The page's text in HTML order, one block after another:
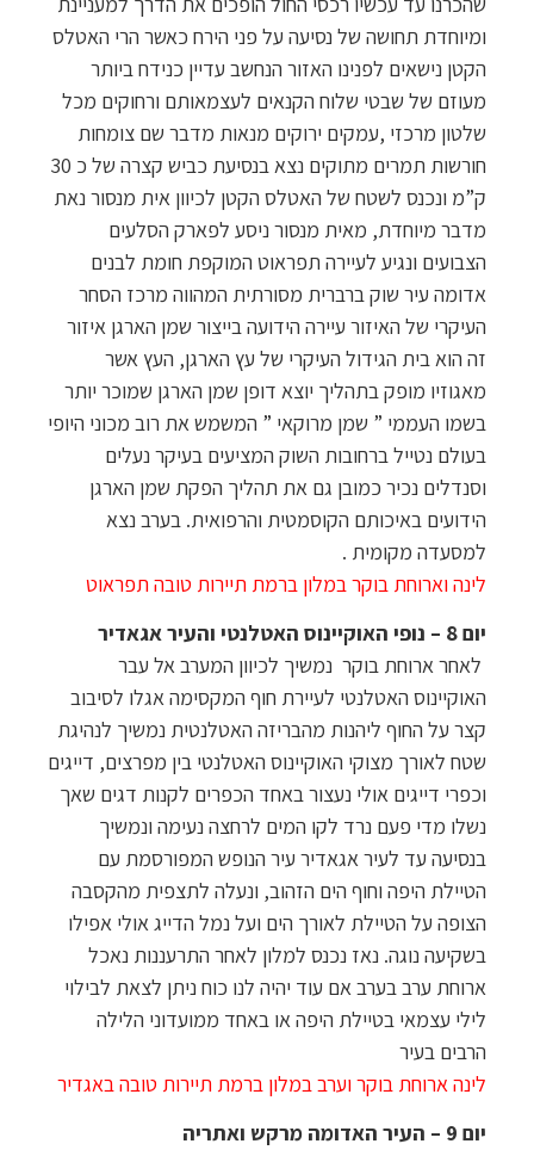
ומיוחדת תחושה של נסיעה על פני הירח כאשר הרי האטלס
הקטן נישאים לפנינו האזור הנחשב עדיין כנידח ביותר
מעוזם של שבטי שלוח הקנאים לעצמאותם ורחוקים מכל
שלטון מרכזי ,עמקים ירוקים מנאות מדבר שם צומחות
חורשות תמרים מתוקים נצא בנסיעת כביש קצרה של כ 30
ק”מ ונכנס לשטח של האטלס הקטן לכיוון אית מנסור נאת
מדבר מיוחדת, מאית מנסור ניסע לפארק הסלעים
הצבועים ונגיע לעיירה תפראוט המוקפת חומת לבנים
אדומה עיר שוק ברברית מסורתית המהווה מרכז הסחר
העיקרי של האיזור עיירה הידועה בייצור שמן הארגן איזור
זה הוא בית הגידול העיקרי של עץ הארגן, העץ אשר
מאגוזיו מופק בתהליך יוצא דופן שמן הארגן שמוכר יותר
בשמו העממי ” שמן מרוקאי ” המשמש את רוב מכוני היופי
בעולם נטייל ברחובות השוק המציעים בעיקר נעלים
וסנדלים נכיר כמובן גם את תהליך הפקת שמן הארגן
הידועים באיכותם הקוסמטית והרפואית. בערב נצא
למסעדה מקומית .
לינה וארוחת בוקר במלון ברמת תיירות טובה תפראוט
יום 8 –
נופי האוקיינוס האטלנטי והעיר אגאדיר
לאחר ארוחת בוקר נמשיך לכיוון המערב אל עבר
האוקיינוס האטלנטי לעיירת חוף המקסימה אגלו לסיבוב
קצר על החוף ליהנות מהבריזה האטלנטית נמשיך לנהיגת
שטח לאורך מצוקי האוקיינוס האטלנטי בין מפרצים, דייגים
וכפרי דייגים אולי נעצור באחד הכפרים לקנות דגים שאך
נשלו מדי פעם נרד לקו המים לרחצה נעימה ונמשיך
בנסיעה עד לעיר אגאדיר עיר הנופש המפורסמת עם
הטיילת היפה וחוף הים הזהוב, ונעלה לתצפית מהקסבה
הצופה על הטיילת לאורך הים ועל נמל הדייג אולי אפילו
בשקיעה נוגה. נאז נכנס למלון לאחר התרעננות נאכל
ארוחת ערב בערב אם עוד יהיה לנו כוח ניתן לצאת לבילוי
לילי עצמאי בטיילת היפה או באחד ממועדוני הלילה
הרבים בעיר
לינה ארוחת בוקר וערב במלון ברמת תיירות טובה באגדיר
יום 9
– העיר האדומה מרקש ואתריה